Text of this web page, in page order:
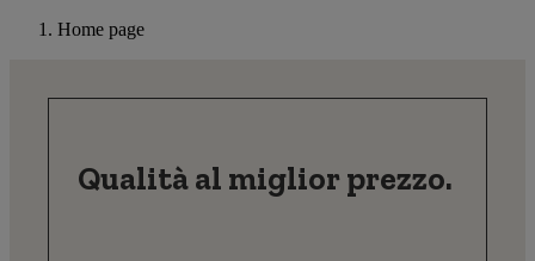
Home page
Qualità al miglior prezzo.